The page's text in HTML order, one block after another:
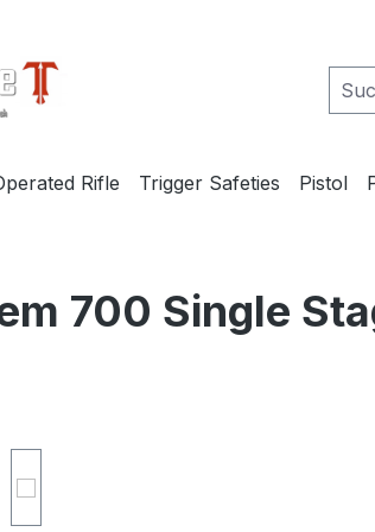
Rifle Trigger Safeties Pistol
700 Single